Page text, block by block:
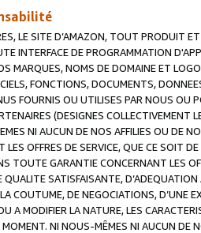
LE SITE D’AMAZON, TOUT PRODUIT
INTERFACE DE PROGRAMMATION
MARQUES, NOMS DE DOMAINE ET
FONCTIONS, DOCUMENTS,
FOURNIS OU UTILISES PAR NOUS OU
(DESIGNES COLLECTIVEMENT
NI AUCUN DE NOS AFFILIES OU DE
LES OFFRES DE SERVICE, QUE CE SOIT
TOUTE GARANTIE CONCERNANT LES
QUALITE SATISFAISANTE,
COUTUME, DE NEGOCIATIONS, D’UNE
A MODIFIER LA NATURE, LES
NI NOUS-MÊMES NI AUCUN DE